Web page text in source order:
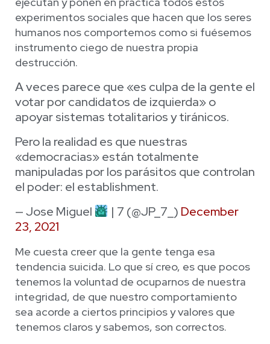
experimentos sociales que hacen que los seres
humanos nos comportemos como si fuésemos
instrumento ciego de nuestra propia
destrucción.
A veces parece que «es culpa de la gente el
votar por candidatos de izquierda» o
apoyar sistemas totalitarios y tiránicos.
Pero la realidad es que nuestras
«democracias» están totalmente
manipuladas por los parásitos que controlan
el poder: el establishment.
— Jose Miguel
| 7 (@JP_7_) December
23, 2021
Me cuesta creer que la gente tenga esa
tendencia suicida. Lo que sí creo, es que pocos
tenemos la voluntad de ocuparnos de nuestra
integridad, de que nuestro comportamiento
sea acorde a ciertos principios y valores que
tenemos claros y sabemos, son correctos.